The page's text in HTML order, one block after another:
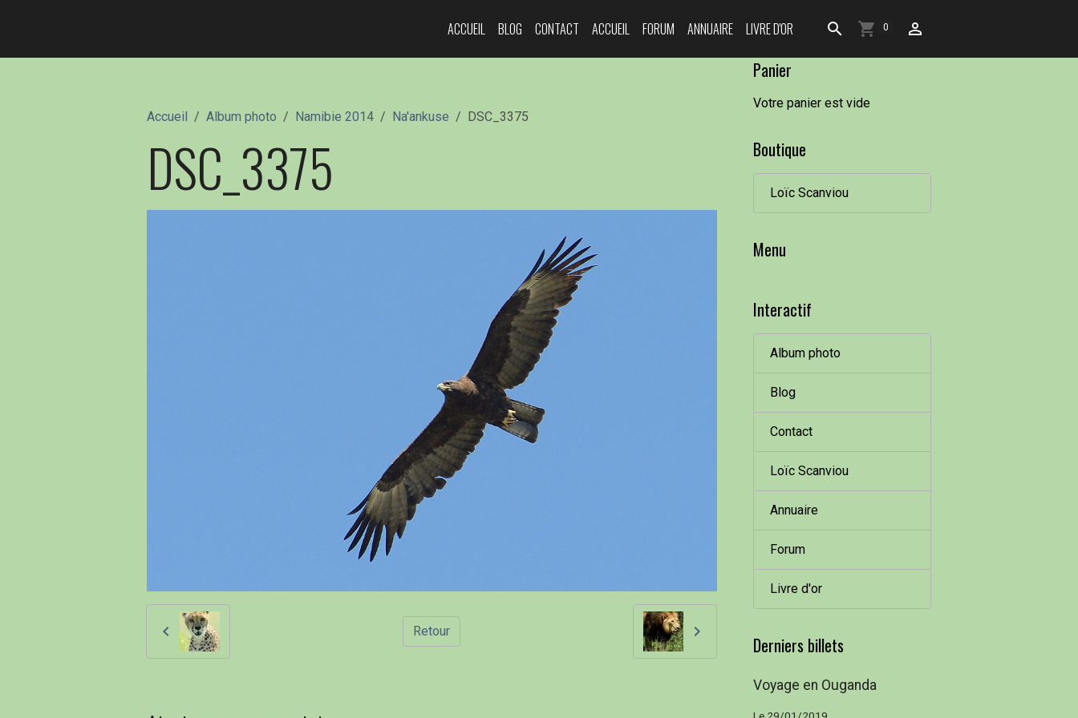
ACCUEIL BLOG CONTACT ACCUEIL FORUM ANNUAIRE LIVRE D'OR 0
Accueil Album photo Namibie 2014 Na'ankuse DSC_3375
DSC_3375
Retour
Panier
Votre panier est vide
Boutique
Loïc Scanviou
Menu
Interactif
Album photo
Blog
Contact
Loïc Scanviou
Annuaire
Forum
Livre d'or
Derniers billets
Voyage en Ouganda